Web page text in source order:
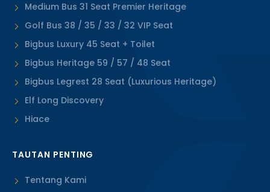
Medium Bus 31 Seat Premier Heritage
Golf Bus 38 / 35 / 33 / 32 VIP Seat
Bigbus Luxury 45 Seat + Toilet
Bigbus Heritage 59 / 57 / 48 Seat
Bigbus Legrest 28 Seat (Luxurious Heritage)
Elf Long Discovery
Hiace
TAUTAN PENTING
Tentang Kami